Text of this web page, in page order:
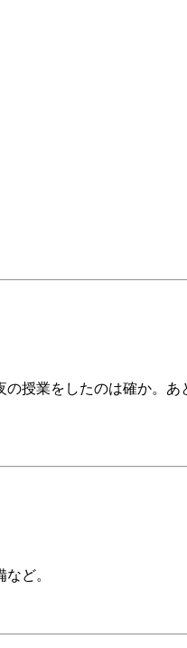
授業をしたのは確か。
ど。